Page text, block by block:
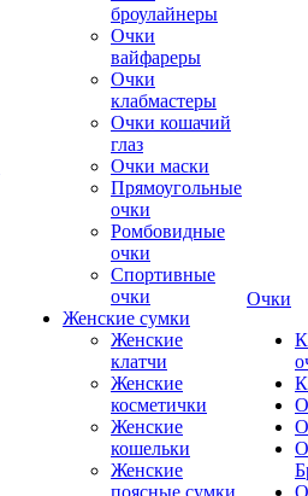
броулайнеры
Очки
вайфареры
Очки
клабмастеры
Очки кошачий
глаз
Очки маски
Прямоугольные
очки
Ромбовидные
очки
Спортивные
очки
Женские сумки
Женские
клатчи
Женские
косметички
Женские
кошельки
Женские
поясные сумки
Очки